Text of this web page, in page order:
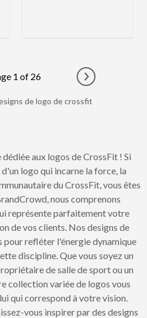
page
1 of 26
Go to next
de logo de crossfit
aux logos de CrossFit ! Si
logo qui incarne la force, la
du CrossFit, vous êtes
nous comprenons
représente parfaitement votre
de vos clients. Nos designs de
pour refléter l'énergie dynamique
discipline. Que vous soyez un
de salle de sport ou un
collection variée de logos vous
qui correspond à votre vision.
vous inspirer par des designs